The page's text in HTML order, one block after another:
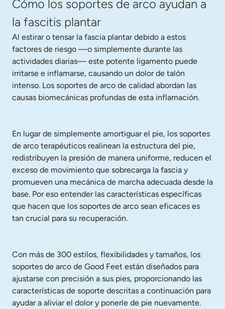
Cómo los soportes de arco ayudan a
la fascitis plantar
Al estirar o tensar la fascia plantar debido a estos
factores de riesgo —o simplemente durante las
actividades diarias— este potente ligamento puede
irritarse e inflamarse, causando un dolor de talón
intenso. Los soportes de arco de calidad abordan las
causas biomecánicas profundas de esta inflamación.
En lugar de simplemente amortiguar el pie, los soportes
de arco terapéuticos realinean la estructura del pie,
redistribuyen la presión de manera uniforme, reducen el
exceso de movimiento que sobrecarga la fascia y
promueven una mecánica de marcha adecuada desde la
base. Por eso entender las características específicas
que hacen que los soportes de arco sean eficaces es
tan crucial para su recuperación.
Con más de 300 estilos, flexibilidades y tamaños, los
soportes de arco de Good Feet están diseñados para
ajustarse con precisión a sus pies, proporcionando las
características de soporte descritas a continuación para
ayudar a aliviar el dolor y ponerle de pie nuevamente.